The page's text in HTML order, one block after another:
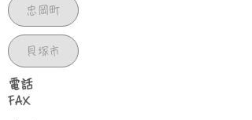
忠岡町
貝塚市
​電話
FAX